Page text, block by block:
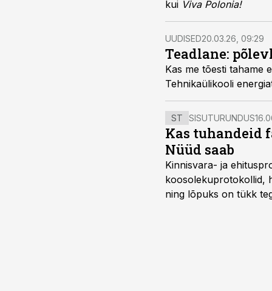
kui Viva Polonia!
UUDISED20.03.26, 09:29
Teadlane:
Kas me tõesti tahame
Tehnikaülikooli
ST SISUTURUNDUS
Kas tuhandeid
Nüüd saab
Kinnisvara- ja
koosolekuprotokollid,
ning lõpuks on tükk